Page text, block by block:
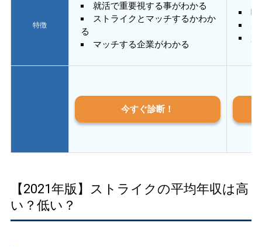
特徴
就活で重要視する事がわかる
ストライクとマッチするかわか
る
マッチする企業がわかる
質
今すぐ診断！
【2021年版】ストライクの平均年収は高
い？低い？